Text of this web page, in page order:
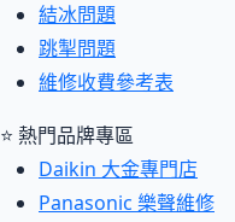
結冰問題
跳掣問題
維修收費參考表
⭐ 熱門品牌專區
Daikin 大金專門店
Panasonic 樂聲維修